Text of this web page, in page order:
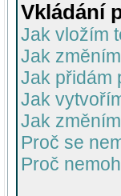
Vkládání
Jak vložím
Jak
Jak přidám
Jak
Jak
Proč se
Proč